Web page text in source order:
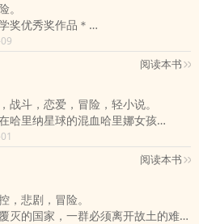
。
奖优秀奖作品＊
朝，两种身负天下的宿命。
深入庙堂，当火凤教的烈焰燎于四
推向分崩离析的边缘。
》正人之道的弥族少主——钟孟扬，
京城的惊天权斗，试图在忠诚与理想
的社稷。
身负血海深仇的流罪将门之后——胥
中苟活，却屡屡被命运推向风口浪
中见证底层最深切的苦难。
谋，让萍水相逢的他们结为兄弟；一
又让他们分道扬镳，各自踏上更为险
阅读本书
战斗，恋爱，冒险，轻小说。
哈里纳星球的混血哈里娜女孩
钱的殖民阶级十星人 原星球住民哈
星人管理哈里纳 拥有较高的社会地
要的人民
娜的混血儿 他的其他两个朋友杉其
阅读本书
，悲剧，冒险。
灭的国家，一群必须离开故土的难